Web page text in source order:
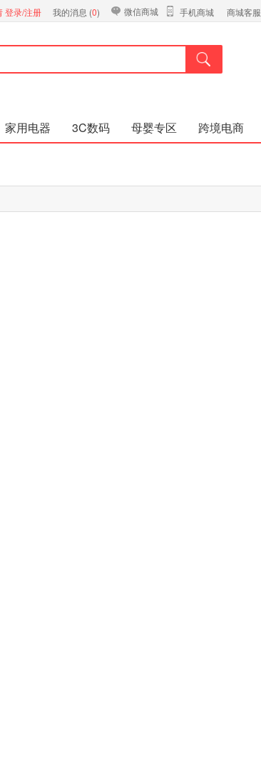
登录/注册 我的消息 (0) 微信商城 手机商城 商城客服
家用电器 3C数码 母婴专区 跨境电商